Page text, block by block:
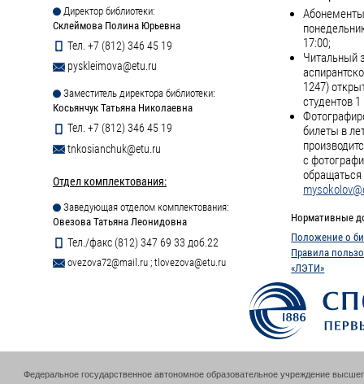
Директор библиотеки:
Склеймова Полина Юрьевна
Тел. +7 (812) 346 45 19
pyskleimova@etu.ru
Заместитель директора библиотеки:
Косьянчук Татьяна Николаевна
Тел. +7 (812) 346 45 19
tnkosianchuk@etu.ru
Отдел комплектования:
Заведующая отделом комплектования:
Овезова Татьяна Леонидовна
Тел./факс (812) 347 69 33 доб.22
ovezova72@mail.ru ; tlovezova@etu.ru
17:00;
Читальный
1247)
студентов
билеты в
с
обращаться
Нормативные
Положение о
Правила
«ЛЭТИ»
Федеральное государственное автономное образовательное учреждение